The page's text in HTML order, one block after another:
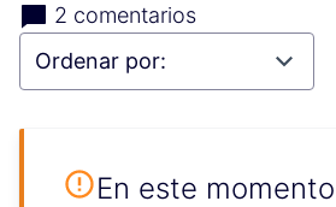
2 comentarios
En este